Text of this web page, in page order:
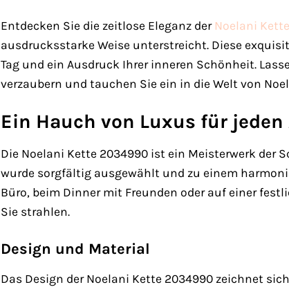
Entdecken Sie die zeitlose Eleganz der Noelani Kette
ausdrucksstarke Weise unterstreicht. Diese
Tag und ein Ausdruck Ihrer inneren Schönheit.
verzaubern und tauchen Sie ein in die Welt von
Ein Hauch von Luxus für jeden
Die Noelani Kette 2034990 ist ein Meisterwerk der
wurde sorgfältig ausgewählt und zu einem
Büro, beim Dinner mit Freunden oder auf einer
Sie strahlen.
Design und Material
Das Design der Noelani Kette 2034990 zeichnet